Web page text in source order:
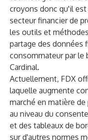
croyons donc qu'il
secteur financier de
les outils et
partage des données
consommateur par le
Cardinal.
Actuellement, FDX
laquelle augmente
marché en matière
au niveau du
et des tableaux de
sur d'autres normes